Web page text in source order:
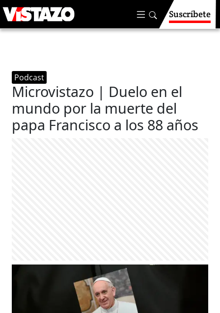
Suscríbete
Podcast
Microvistazo | Duelo en el
mundo por la muerte del
papa Francisco a los 88 años